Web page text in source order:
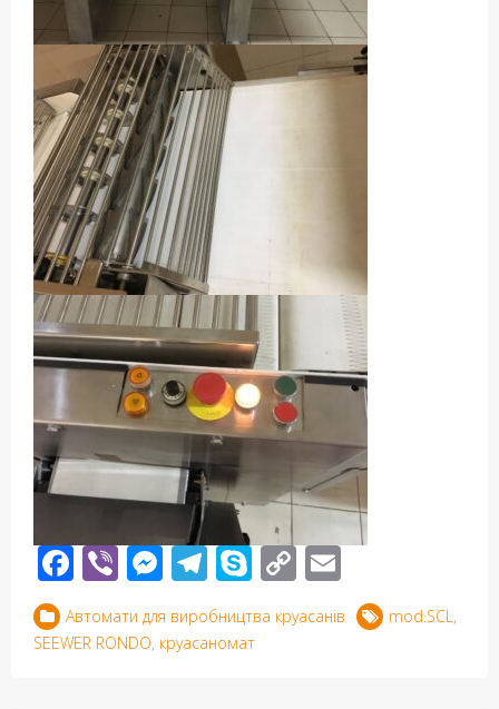
Facebook
ViberMessenger
Telegram
Skype
Copy
Link
Автомати для виробництва круасанів mod.SCL,
SEEWER RONDO, круасаномат